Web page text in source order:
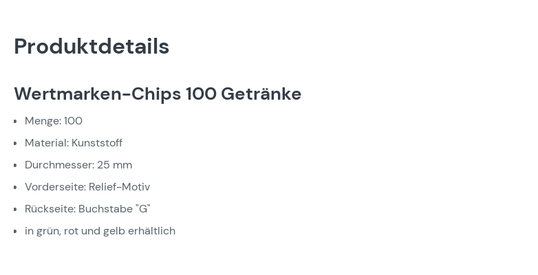
Produktdetails
Wertmarken-Chips 100 Getränke
Menge: 100
Material: Kunststoff
Durchmesser: 25 mm
Vorderseite: Relief-Motiv
Rückseite: Buchstabe "G"
in grün, rot und gelb erhältlich